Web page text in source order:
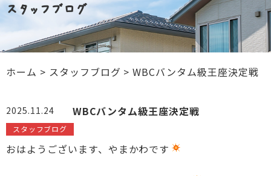
スタッフブログ
ホーム > スタッフブログ >WBCバンタム級王座決定戦
2025.11.24 WBCバンタム級王座決定戦
スタッフブログ
おはようございます、やまかわです